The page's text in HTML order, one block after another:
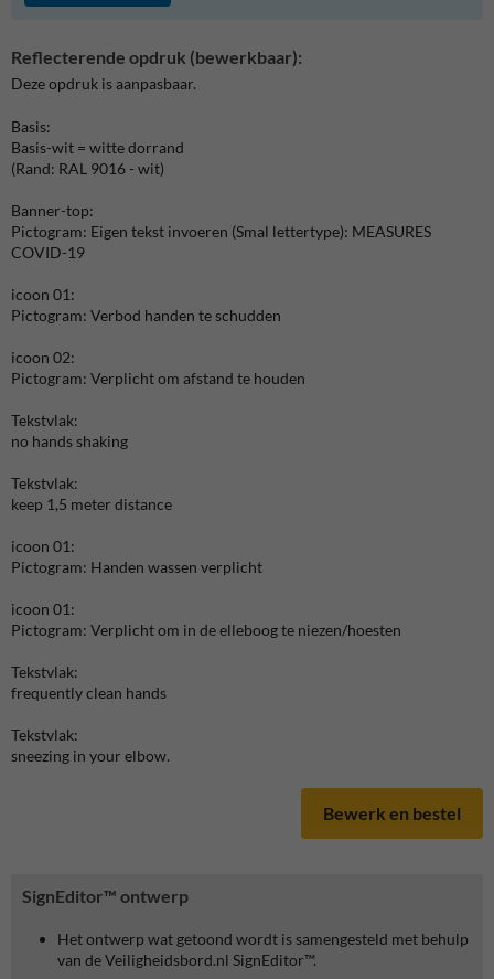
SignEditor™ ontwerp
Het ontwerp wat getoond wordt is samengesteld met behulp
van de Veiligheidsbord.nl SignEditor™.
Reflecterende opdruk (bewerkbaar):
Deze opdruk is aanpasbaar.
Basis:
Basis-wit = witte dorrand
(Rand: RAL 9016 - wit)
Banner-top:
Pictogram: Eigen tekst invoeren (Smal lettertype): MEASURES
COVID-19
icoon 01:
Pictogram: Verbod handen te schudden
icoon 02:
Pictogram: Verplicht om afstand te houden
Tekstvlak:
no hands shaking
Tekstvlak:
keep 1,5 meter distance
icoon 01:
Pictogram: Handen wassen verplicht
icoon 01:
Pictogram: Verplicht om in de elleboog te niezen/hoesten
Tekstvlak:
frequently clean hands
Tekstvlak:
sneezing in your elbow.
Bewerk en bestel